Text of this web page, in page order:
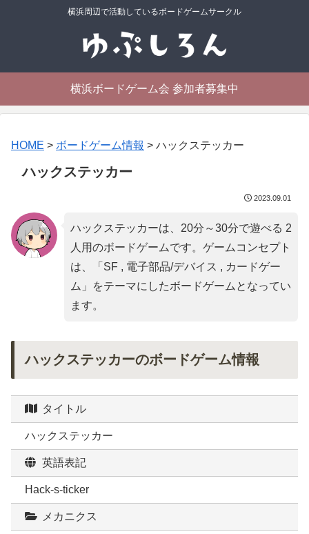
横浜周辺で活動しているボードゲームサークル
横浜ボードゲーム会 参加者募集中
HOME > ボードゲーム情報 > ハックステッカー
ハックステッカー
2023.09.01
ハックステッカーは、20分～30分で遊べる 2
人用のボードゲームです。ゲームコンセプト
は、「 SF , 電子部品/デバイス , カードゲー
ム 」をテーマにしたボードゲームとなってい
ます。
ハックステッカーのボードゲーム情報
タイトル
ハックステッカー
英語表記
Hack-s-ticker
メカニクス